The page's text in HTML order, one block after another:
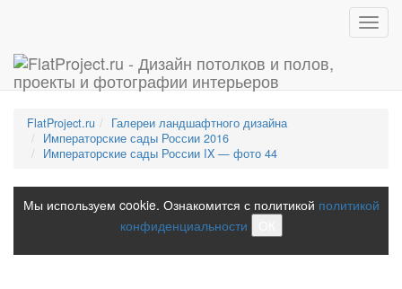
FlatProject.ru
Галереи ландшафтного дизайна
Императорские сады России 2016
Императорские сады России IX — фото 44
Мы используем cookie. Ознакомится с политикой политикой
конфиденциальности